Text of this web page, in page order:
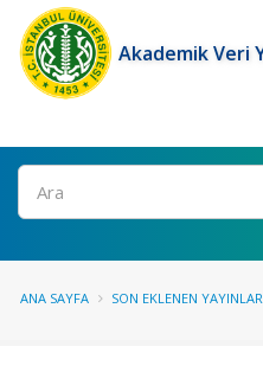
Akademik Veri
Ara
ANA SAYFA SON EKLENEN YAYINLAR